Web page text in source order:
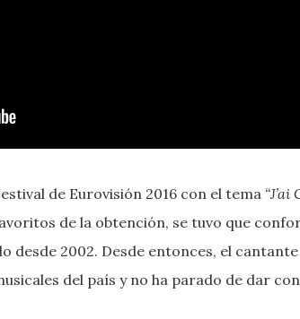
de Eurovisión 2016 con el tema “J’ai
de la obtención, se tuvo que
desde 2002. Desde entonces, el
del país y no ha parado de dar